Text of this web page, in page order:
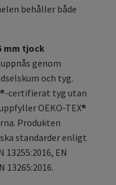
behåller både
mm tjock
genom
och tyg.
certifierat tyg utan
OEKO-TEX®
Produkten
standarder enligt
13255:2016, EN
13265:2016.